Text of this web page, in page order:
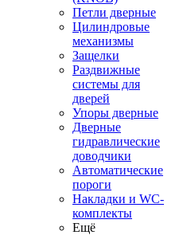
Петли дверные
Цилиндровые
механизмы
Защелки
Раздвижные
системы для
дверей
Упоры дверные
Дверные
гидравлические
доводчики
Автоматические
пороги
Накладки и WC-
комплекты
Ещё